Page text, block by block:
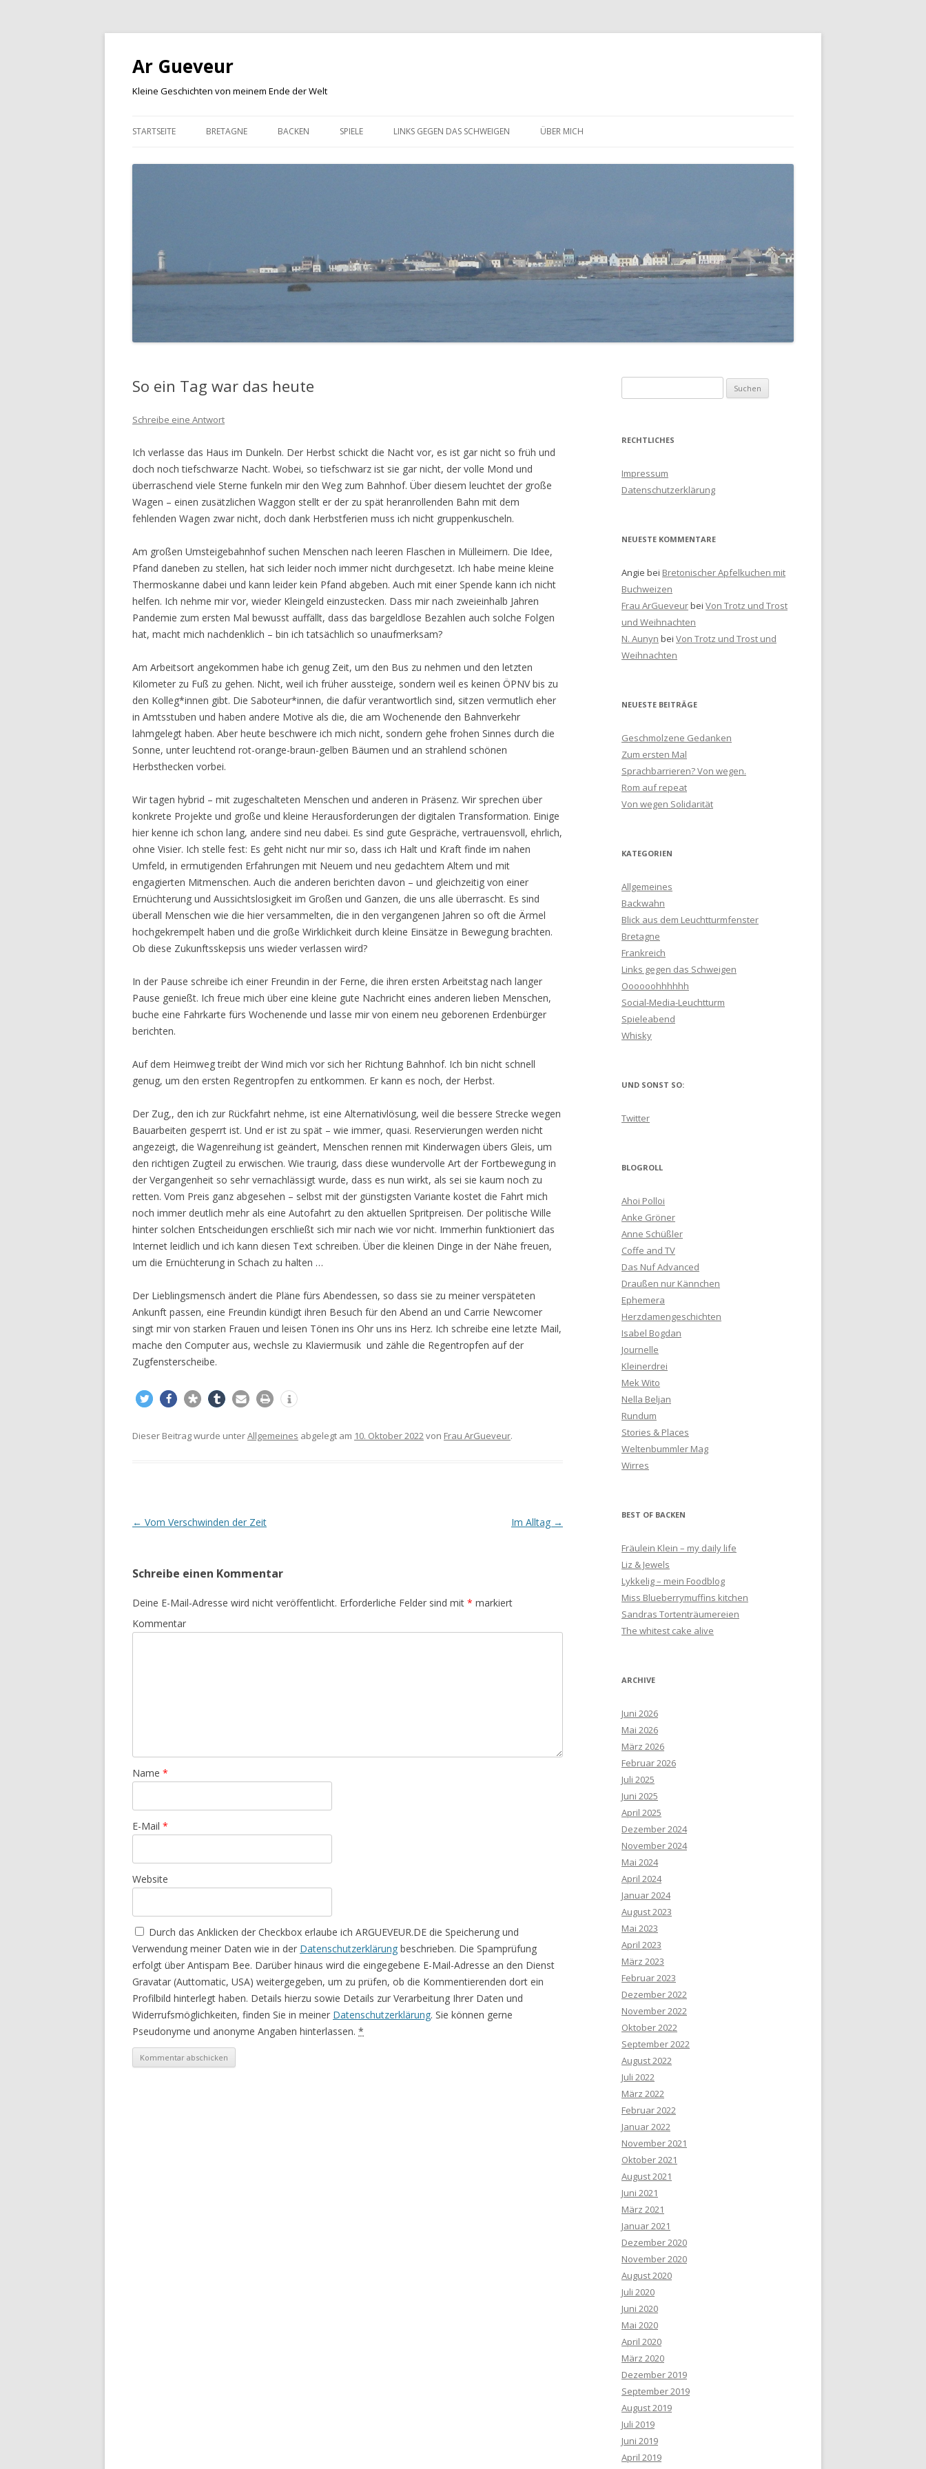
Ar Gueveur
Kleine Geschichten von meinem Ende der Welt
zum
STARTSEITE BRETAGNE BACKEN SPIELE LINKS GEGEN DAS SCHWEIGEN ÜBER MICH
So ein Tag war das heute
Schreibe eine Antwort
Ich verlasse das Haus im Dunkeln. Der Herbst schickt die Nacht vor, es ist gar nicht so früh und
doch noch tiefschwarze Nacht. Wobei, so tiefschwarz ist sie gar nicht, der volle Mond und
überraschend viele Sterne funkeln mir den Weg zum Bahnhof. Über diesem leuchtet der große
Wagen – einen zusätzlichen Waggon stellt er der zu spät heranrollenden Bahn mit dem
fehlenden Wagen zwar nicht, doch dank Herbstferien muss ich nicht gruppenkuscheln.
Am großen Umsteigebahnhof suchen Menschen nach leeren Flaschen in Mülleimern. Die Idee,
Pfand daneben zu stellen, hat sich leider noch immer nicht durchgesetzt. Ich habe meine kleine
Thermoskanne dabei und kann leider kein Pfand abgeben. Auch mit einer Spende kann ich nicht
helfen. Ich nehme mir vor, wieder Kleingeld einzustecken. Dass mir nach zweieinhalb Jahren
Pandemie zum ersten Mal bewusst auffällt, dass das bargeldlose Bezahlen auch solche Folgen
hat, macht mich nachdenklich – bin ich tatsächlich so unaufmerksam?
Am Arbeitsort angekommen habe ich genug Zeit, um den Bus zu nehmen und den letzten
Kilometer zu Fuß zu gehen. Nicht, weil ich früher aussteige, sondern weil es keinen ÖPNV bis zu
den Kolleg*innen gibt. Die Saboteur*innen, die dafür verantwortlich sind, sitzen vermutlich eher
in Amtsstuben und haben andere Motive als die, die am Wochenende den Bahnverkehr
lahmgelegt haben. Aber heute beschwere ich mich nicht, sondern gehe frohen Sinnes durch die
Sonne, unter leuchtend rot-orange-braun-gelben Bäumen und an strahlend schönen
Herbsthecken vorbei.
Wir tagen hybrid – mit zugeschalteten Menschen und anderen in Präsenz. Wir sprechen über
konkrete Projekte und große und kleine Herausforderungen der digitalen Transformation. Einige
hier kenne ich schon lang, andere sind neu dabei. Es sind gute Gespräche, vertrauensvoll, ehrlich,
ohne Visier. Ich stelle fest: Es geht nicht nur mir so, dass ich Halt und Kraft finde im nahen
Umfeld, in ermutigenden Erfahrungen mit Neuem und neu gedachtem Altem und mit
engagierten Mitmenschen. Auch die anderen berichten davon – und gleichzeitig von einer
Ernüchterung und Aussichtslosigkeit im Großen und Ganzen, die uns alle überrascht. Es sind
überall Menschen wie die hier versammelten, die in den vergangenen Jahren so oft die Ärmel
hochgekrempelt haben und die große Wirklichkeit durch kleine Einsätze in Bewegung brachten.
Ob diese Zukunftsskepsis uns wieder verlassen wird?
In der Pause schreibe ich einer Freundin in der Ferne, die ihren ersten Arbeitstag nach langer
Pause genießt. Ich freue mich über eine kleine gute Nachricht eines anderen lieben Menschen,
buche eine Fahrkarte fürs Wochenende und lasse mir von einem neu geborenen Erdenbürger
berichten.
Auf dem Heimweg treibt der Wind mich vor sich her Richtung Bahnhof. Ich bin nicht schnell
genug, um den ersten Regentropfen zu entkommen. Er kann es noch, der Herbst.
Der Zug,, den ich zur Rückfahrt nehme, ist eine Alternativlösung, weil die bessere Strecke wegen
Bauarbeiten gesperrt ist. Und er ist zu spät – wie immer, quasi. Reservierungen werden nicht
angezeigt, die Wagenreihung ist geändert, Menschen rennen mit Kinderwagen übers Gleis, um
den richtigen Zugteil zu erwischen. Wie traurig, dass diese wundervolle Art der Fortbewegung in
der Vergangenheit so sehr vernachlässigt wurde, dass es nun wirkt, als sei sie kaum noch zu
retten. Vom Preis ganz abgesehen – selbst mit der günstigsten Variante kostet die Fahrt mich
noch immer deutlich mehr als eine Autofahrt zu den aktuellen Spritpreisen. Der politische Wille
hinter solchen Entscheidungen erschließt sich mir nach wie vor nicht. Immerhin funktioniert das
Internet leidlich und ich kann diesen Text schreiben. Über die kleinen Dinge in der Nähe freuen,
um die Ernüchterung in Schach zu halten …
Der Lieblingsmensch ändert die Pläne fürs Abendessen, so dass sie zu meiner verspäteten
Ankunft passen, eine Freundin kündigt ihren Besuch für den Abend an und Carrie Newcomer
singt mir von starken Frauen und leisen Tönen ins Ohr uns ins Herz. Ich schreibe eine letzte Mail,
mache den Computer aus, wechsle zu Klaviermusik und zähle die Regentropfen auf der
Zugfensterscheibe.
Dieser Beitrag wurde unterAllgemeines abgelegt am 10. Oktober 2022 von Frau ArGueveur.
Beitrags-
← Vom Verschwinden der Zeit Im Alltag →
Schreibe einen Kommentar
Deine E-Mail-Adresse wird nicht veröffentlicht. Erforderliche Felder sind mit * markiert
Kommentar
Name *
E-Mail *
Website
Durch das Anklicken der Checkbox erlaube ich ARGUEVEUR.DE die Speicherung und
Verwendung meiner Daten wie in der Datenschutzerklärung beschrieben. Die Spamprüfung
erfolgt über Antispam Bee. Darüber hinaus wird die eingegebene E-Mail-Adresse an den Dienst
Gravatar (Auttomatic, USA) weitergegeben, um zu prüfen, ob die Kommentierenden dort ein
Profilbild hinterlegt haben. Details hierzu sowie Details zur Verarbeitung Ihrer Daten und
Widerrufsmöglichkeiten, finden Sie in meiner Datenschutzerklärung. Sie können gerne
Pseudonyme und anonyme Angaben hinterlassen. *
u
RECHTLICHES
Impressum
Datenschutzerklärung
NEUESTE KOMMENTARE
Angie bei Bretonischer Apfelkuchen mit
Buchweizen
Frau ArGueveurbei Von Trotz und Trost
und Weihnachten
N. Aunyn bei Von Trotz und Trost und
Weihnachten
NEUESTE BEITRÄGE
Geschmolzene Gedanken
Zum ersten Mal
Sprachbarrieren? Von wegen.
Rom auf repeat
Von wegen Solidarität
KATEGORIEN
Allgemeines
Backwahn
Blick aus dem Leuchtturmfenster
Bretagne
Frankreich
Links gegen das Schweigen
Oooooohhhhhh
Social-Media-Leuchtturm
Spieleabend
Whisky
UND SONST SO:
Twitter
BLOGROLL
Ahoi Polloi
Anke Gröner
Anne Schüßler
Coffe and TV
Das Nuf Advanced
Draußen nur Kännchen
Ephemera
Herzdamengeschichten
Isabel Bogdan
Journelle
Kleinerdrei
Mek Wito
Nella Beljan
Rundum
Stories & Places
Weltenbummler Mag
Wirres
BEST OF BACKEN
Fräulein Klein – my daily life
Liz & Jewels
Lykkelig – mein Foodblog
Miss Blueberrymuffins kitchen
Sandras Tortenträumereien
The whitest cake alive
ARCHIVE
Juni 2026
Mai 2026
März 2026
Februar 2026
Juli 2025
Juni 2025
April 2025
Dezember 2024
November 2024
Mai 2024
April 2024
Januar 2024
August 2023
Mai 2023
April 2023
März 2023
Februar 2023
Dezember 2022
November 2022
Oktober 2022
September 2022
August 2022
Juli 2022
März 2022
Februar 2022
Januar 2022
November 2021
Oktober 2021
August 2021
Juni 2021
März 2021
Januar 2021
Dezember 2020
November 2020
August 2020
Juli 2020
Juni 2020
Mai 2020
April 2020
März 2020
Dezember 2019
September 2019
August 2019
Juli 2019
Juni 2019
April 2019